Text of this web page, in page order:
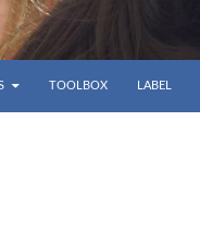
TOOLBOX LABEL